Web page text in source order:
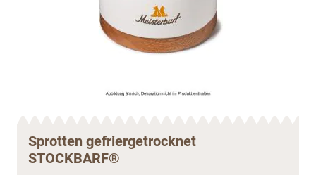
Sprotten gefriergetrocknet
STOCKBARF®